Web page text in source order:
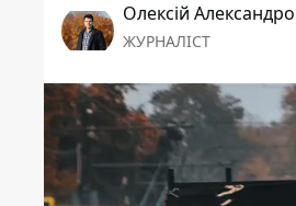
Олексій
ЖУРНАЛІСТ